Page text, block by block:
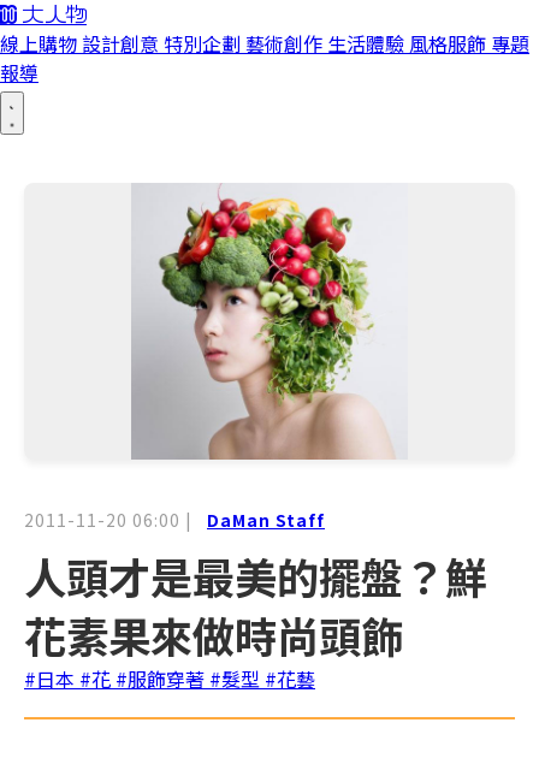
線上購物 設計創意 特別企劃 藝術創作 生活體驗 風格服飾 專題
報導
2011-11-20 06:00 | DaMan Staff
人頭才是最美的擺盤？鮮
花素果來做時尚頭飾
#日本 #花 #服飾穿著 #髮型 #花藝